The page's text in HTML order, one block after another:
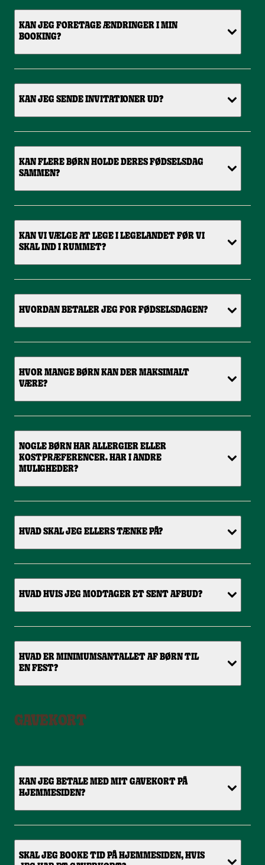
KAN JEG FORETAGE ÆNDRINGER I MIN
BOOKING?
KAN JEG SENDE INVITATIONER UD?
KAN FLERE BØRN HOLDE DERES FØDSELSDAG
SAMMEN?
KAN VI VÆLGE AT LEGE I LEGELANDET FØR VI
SKAL IND I RUMMET?
HVORDAN BETALER JEG FOR FØDSELSDAGEN?
HVOR MANGE BØRN KAN DER MAKSIMALT
VÆRE?
NOGLE BØRN HAR ALLERGIER ELLER
KOSTPRÆFERENCER. HAR I ANDRE
MULIGHEDER?
HVAD SKAL JEG ELLERS TÆNKE PÅ?
HVAD HVIS JEG MODTAGER ET SENT AFBUD?
HVAD ER MINIMUMSANTALLET AF BØRN TIL
EN FEST?
GAVEKORT
KAN JEG BETALE MED MIT GAVEKORT PÅ
HJEMMESIDEN?
SKAL JEG BOOKE TID PÅ HJEMMESIDEN, HVIS